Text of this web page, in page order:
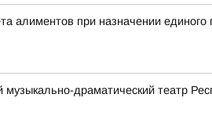
алиментов при назначении единого
музыкально-драматический театр